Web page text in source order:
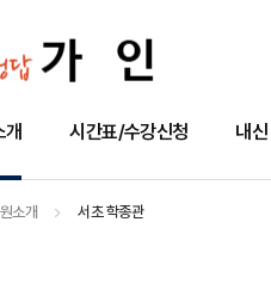
개 시간표/수강신청 내신
소개 서초 학종관